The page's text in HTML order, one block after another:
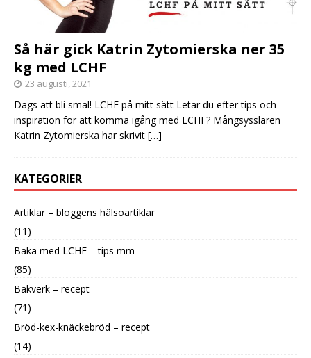
Så här gick Katrin Zytomierska ner 35
kg med LCHF
23 augusti, 2021
Dags att bli smal! LCHF på mitt sätt Letar du efter tips och
inspiration för att komma igång med LCHF? Mångsysslaren
Katrin Zytomierska har skrivit […]
KATEGORIER
Artiklar – bloggens hälsoartiklar
(11)
Baka med LCHF – tips mm
(85)
Bakverk – recept
(71)
Bröd-kex-knäckebröd – recept
(14)